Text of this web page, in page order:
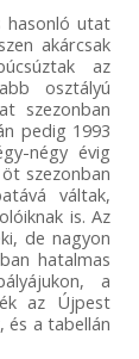
hasonló utat
akárcsak
az
osztályú
szezonban
pedig 1993
négy évig
szezonban
váltak,
is. Az
de nagyon
hatalmas
a
az Újpest
és a tabellán